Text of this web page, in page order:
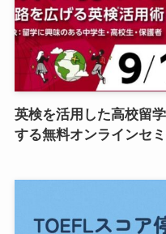
英検を活用した高校留
する無料オンラインセ